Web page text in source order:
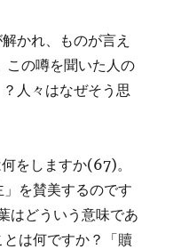
かれ、ものが言え
の噂を聞いた人の
人々はなぜそう思
をしますか(67)。
を賛美するのです
はどういう意味であ
は何ですか？「贖